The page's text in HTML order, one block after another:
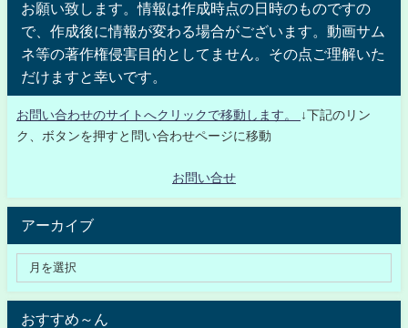
お願い致します。情報は作成時点の日時のものですの
で、作成後に情報が変わる場合がございます。動画サム
ネ等の著作権侵害目的としてません。その点ご理解いた
だけますと幸いです。
お問い合わせのサイトへクリックで移動します。
↓下記のリン
ク、ボタンを押すと問い合わせページに移動
お問い合せ
アーカイブ
おすすめ～ん